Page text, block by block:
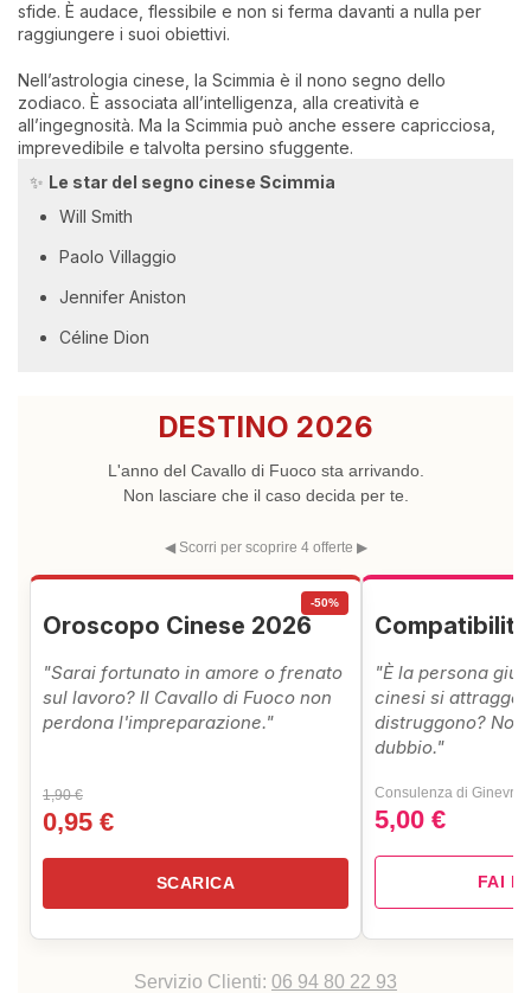
sfide. È audace, flessibile e non si ferma davanti a nulla per
raggiungere i suoi obiettivi.
Nell’astrologia cinese, la Scimmia è il nono segno dello
zodiaco. È associata all’intelligenza, alla creatività e
all’ingegnosità. Ma la Scimmia può anche essere capricciosa,
imprevedibile e talvolta persino sfuggente.
✨ Le star del segno cinese Scimmia
Will Smith
Paolo Villaggio
Jennifer Aniston
Céline Dion
DESTINO 2026
L'anno del Cavallo di Fuoco sta arrivando.
Non lasciare che il caso decida per te.
◀ Scorri per scoprire 4 offerte ▶
-50%
Oroscopo Cinese 2026
"Sarai fortunato in amore o frenato
sul lavoro? Il Cavallo di Fuoco non
perdona l'impreparazione."
1,90 €
0,95 €
SCARICA
"È la persona
cinesi si
distruggono?
dubbio."
Consulenza di Ginevra
5,00 €
FAI IL
Servizio Clienti: 06 94 80 22 93